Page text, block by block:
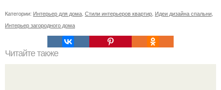
Категории: Интерьер для дома Стили интерьеров квартир Идеи дизайна спальни
Интерьер загородного дома
Читайте также